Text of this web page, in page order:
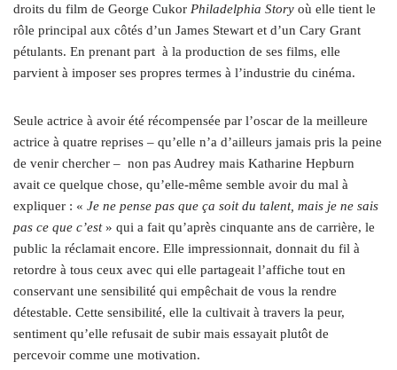
droits du film de George Cukor Philadelphia Story où elle tient le
rôle principal aux côtés d’un James Stewart et d’un Cary Grant
pétulants. En prenant part à la production de ses films, elle
parvient à imposer ses propres termes à l’industrie du cinéma.
Seule actrice à avoir été récompensée par l’oscar de la meilleure
actrice à quatre reprises – qu’elle n’a d’ailleurs jamais pris la peine
de venir chercher – non pas Audrey mais Katharine Hepburn
avait ce quelque chose, qu’elle-même semble avoir du mal à
expliquer : « Je ne pense pas que ça soit du talent, mais je ne sais
pas ce que c’est» qui a fait qu’après cinquante ans de carrière, le
public la réclamait encore. Elle impressionnait, donnait du fil à
retordre à tous ceux avec qui elle partageait l’affiche tout en
conservant une sensibilité qui empêchait de vous la rendre
détestable. Cette sensibilité, elle la cultivait à travers la peur,
sentiment qu’elle refusait de subir mais essayait plutôt de
percevoir comme une motivation.